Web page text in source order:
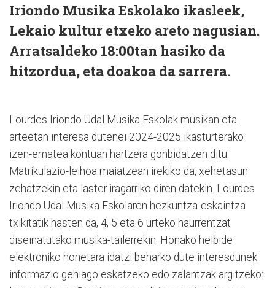
Iriondo Musika Eskolako ikasleek,
Lekaio kultur etxeko areto nagusian.
Arratsaldeko 18:00tan hasiko da
hitzordua, eta doakoa da sarrera.
Lourdes Iriondo Udal Musika Eskolak musikan eta
arteetan interesa dutenei 2024-2025 ikasturterako
izen-ematea kontuan hartzera gonbidatzen ditu.
Matrikulazio-leihoa maiatzean irekiko da, xehetasun
zehatzekin eta laster iragarriko diren datekin. Lourdes
Iriondo Udal Musika Eskolaren hezkuntza-eskaintza
txikitatik hasten da, 4, 5 eta 6 urteko haurrentzat
diseinatutako musika-tailerrekin. Honako helbide
elektroniko honetara idatzi beharko dute interesdunek
informazio gehiago eskatzeko edo zalantzak argitzeko: